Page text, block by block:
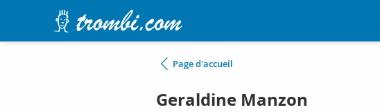
Page d'accueil
Geraldine Manzon